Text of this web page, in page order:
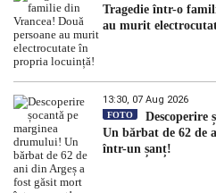
Tragedie într-o
au murit
13:30, 07 Aug 2026
FOTO
Descoperire
Un bărbat de 62 de
într-un șanț!